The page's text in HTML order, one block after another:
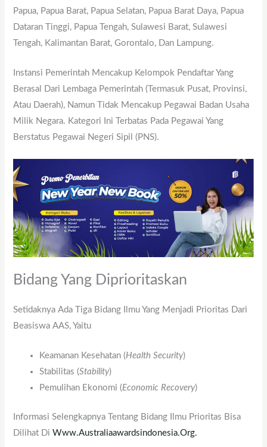
Papua, Papua Barat, Papua Selatan, Papua Barat Daya, Papua
Dataran Tinggi, Papua Tengah, Sulawesi Barat, Sulawesi
Tengah, Kalimantan Barat, Gorontalo, Dan Lampung.
Instansi Pemerintah Mencakup Kelompok Pendaftar Yang
Berasal Dari Lembaga Pemerintah (termasuk Pusat, Provinsi,
Atau Daerah), Namun Tidak Mencakup Pegawai Badan Usaha
Milik Negara. Kategori Ini Terbatas Pada Pegawai Yang
Berstatus Pegawai Negeri Sipil (PNS).
Bidang Yang Diprioritaskan
Setidaknya Ada Tiga Bidang Ilmu Yang Menjadi Prioritas Dari
Beasiswa AAS, Yaitu
Keamanan Kesehatan (Health Security)
Stabilitas (Stability)
Pemulihan Ekonomi (Economic Recovery)
Informasi Selengkapnya Tentang Bidang Ilmu Prioritas Bisa
Dilihat DiWww.australiaawardsindonesia.org.